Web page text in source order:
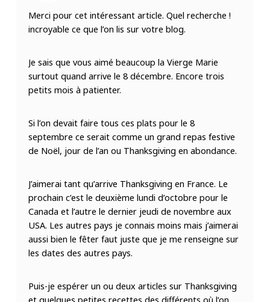
Merci pour cet intéressant article. Quel recherche !
incroyable ce que l’on lis sur votre blog.
Je sais que vous aimé beaucoup la Vierge Marie
surtout quand arrive le 8 décembre. Encore trois
petits mois à patienter.
Si l’on devait faire tous ces plats pour le 8
septembre ce serait comme un grand repas festive
de Noël, jour de l’an ou Thanksgiving en abondance.
J’aimerai tant qu’arrive Thanksgiving en France. Le
prochain c’est le deuxième lundi d’octobre pour le
Canada et l’autre le dernier jeudi de novembre aux
USA. Les autres pays je connais moins mais j’aimerai
aussi bien le fêter faut juste que je me renseigne sur
les dates des autres pays.
Puis-je espérer un ou deux articles sur Thanksgiving